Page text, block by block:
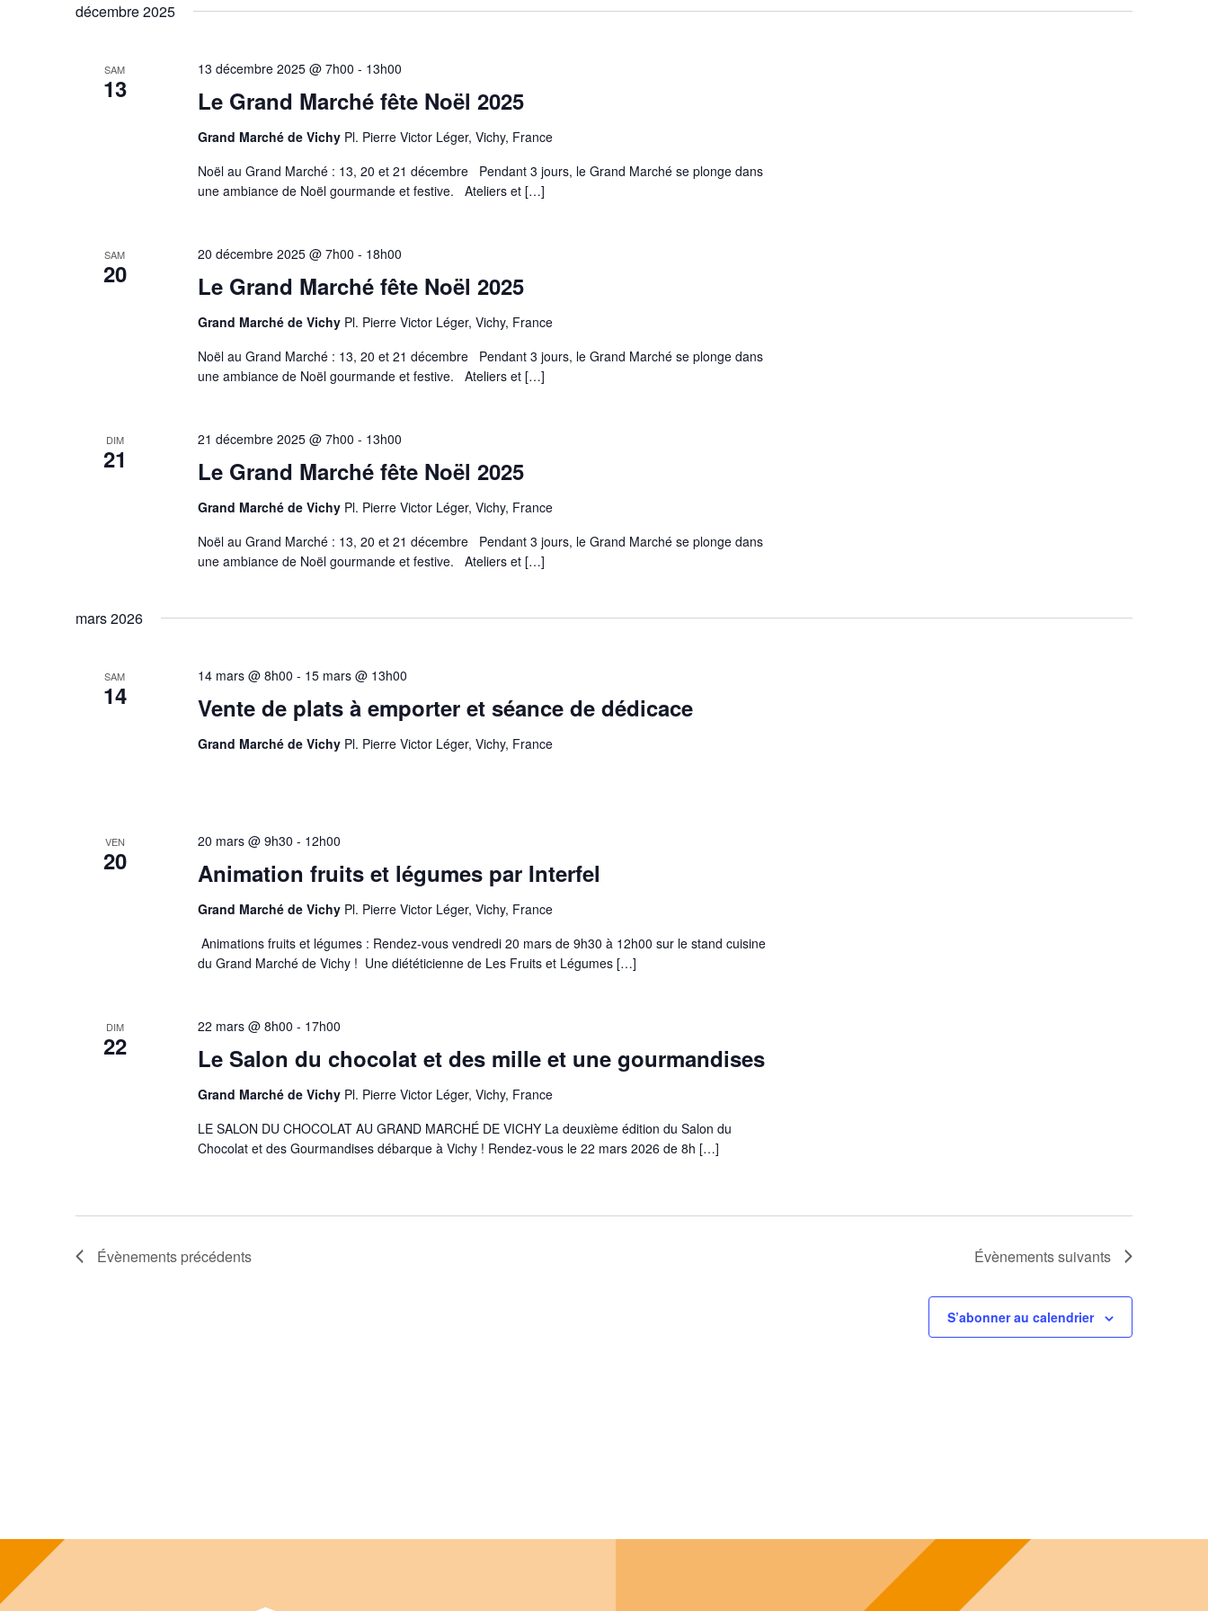
clé.
décembre 2025
SAM
13 Le Grand Marché fête Noël 2025
13 décembre 2025 @ 7h00 - 13h00
Grand Marché de Vichy Pl. Pierre Victor Léger, Vichy, France
Noël au Grand Marché : 13, 20 et 21 décembre Pendant 3 jours, le Grand Marché se plonge dans
une ambiance de Noël gourmande et festive. Ateliers et […]
SAM
20 Le Grand Marché fête Noël 2025
20 décembre 2025 @ 7h00 - 18h00
Grand Marché de Vichy Pl. Pierre Victor Léger, Vichy, France
Noël au Grand Marché : 13, 20 et 21 décembre Pendant 3 jours, le Grand Marché se plonge dans
une ambiance de Noël gourmande et festive. Ateliers et […]
DIM
21 Le Grand Marché fête Noël 2025
21 décembre 2025 @ 7h00 - 13h00
Grand Marché de Vichy Pl. Pierre Victor Léger, Vichy, France
Noël au Grand Marché : 13, 20 et 21 décembre Pendant 3 jours, le Grand Marché se plonge dans
une ambiance de Noël gourmande et festive. Ateliers et […]
mars 2026
SAM
14 Vente de plats à emporter et séance de dédicace
14 mars @ 8h00 - 15 mars @ 13h00
Grand Marché de Vichy Pl. Pierre Victor Léger, Vichy, France
VEN
20 Animation fruits et légumes par Interfel
20 mars @ 9h30 - 12h00
Grand Marché de Vichy Pl. Pierre Victor Léger, Vichy, France
Animations fruits et légumes : Rendez-vous vendredi 20 mars de 9h30 à 12h00 sur le stand cuisine
du Grand Marché de Vichy ! Une diététicienne de Les Fruits et Légumes […]
DIM
22 Le Salon du chocolat et des mille et une gourmandises
22 mars @ 8h00 - 17h00
Grand Marché de Vichy Pl. Pierre Victor Léger, Vichy, France
LE SALON DU CHOCOLAT AU GRAND MARCHÉ DE VICHY La deuxième édition du Salon du
Chocolat et des Gourmandises débarque à Vichy ! Rendez-vous le 22 mars 2026 de 8h […]
Évènements précédents Évènementssuivants
S’abonner au calendrier